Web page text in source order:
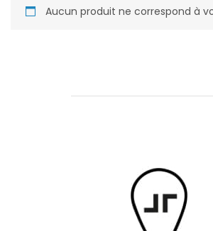
Aucun produit ne correspond à